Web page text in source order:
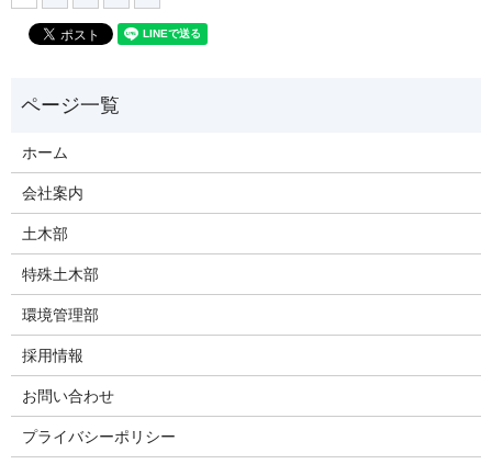
ホーム
会社案内
土木部
特殊土木部
環境管理部
採用情報
お問い合わせ
プライバシーポリシー